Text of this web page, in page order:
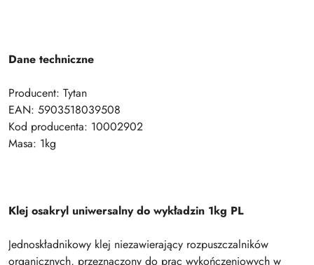
Dane techniczne
Producent: Tytan
EAN: 5903518039508
Kod producenta: 10002902
Masa: 1kg
Klej osakryl uniwersalny do wykładzin 1kg PL
Jednoskładnikowy klej niezawierający rozpuszczalników
organicznych, przeznaczony do prac wykończeniowych w